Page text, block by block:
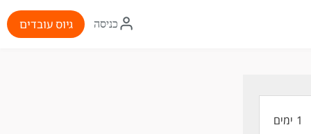
איקון
התחברות
כניסה גיוס עובדים
1 ימים